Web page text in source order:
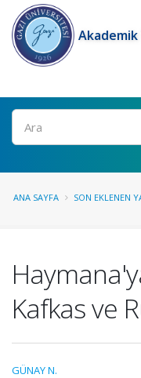
Ara
ANA SAYFA SON EKLENEN
Kafkas ve
GÜNAY N.